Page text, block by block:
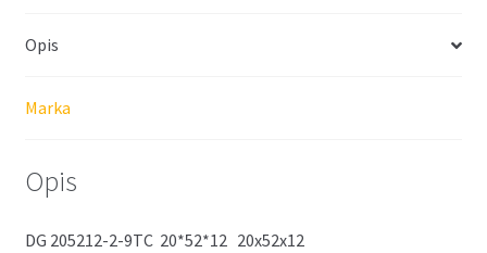
Opis
Marka
Opis
DG 205212-2-9TC 20*52*12 20x52x12